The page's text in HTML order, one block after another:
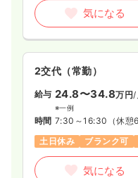
気になる
2交代（常勤）
給与 24.8〜34.8万円/
※一例
時間 7:30～16:30 （休憩
土日休み
ブランク可
気になる